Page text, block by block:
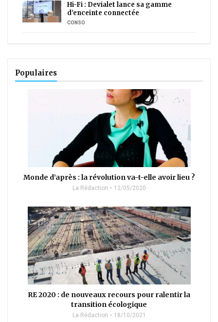
Hi-Fi : Devialet lance sa gamme
d’enceinte connectée
CONSO
Populaires
Monde d’après : la révolution va-t-elle avoir lieu ?
La Rédaction 12/05/2020
RE 2020 : de nouveaux recours pour ralentir la
transition écologique
La Rédaction 18/10/2021